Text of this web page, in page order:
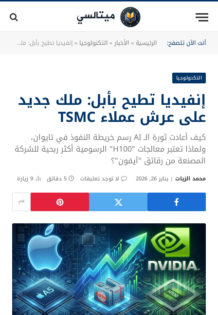
أنت الآن تتصفح: الرئيسية»الأخبار »التكنولوجيا »إنفيديا تطيح بأبل: ملك جديد على عرش عملاء TSMC
التكنولوجيا
إنفيديا تطيح بأبل: ملك جديد
على عرش عملاء TSMC
كيف أعادت ثورة الـ AI رسم خريطة النفوذ في تايوان،
ولماذا تعتبر معالجات "H100" الرسومية أكثر ربحية للشركة
المصنعة من رقائق "آيفون"؟
محمد الزيات يناير 26, 2026 لا توجد تعليقات 5 دقائق 9 زيارة